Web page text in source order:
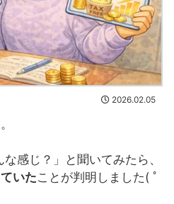
2026.02.05
感じ？」と聞いてみたら、
いたことが判明しました( ﾟ